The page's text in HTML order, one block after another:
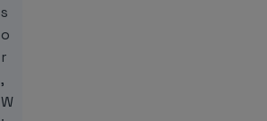
s
o
r
,
W